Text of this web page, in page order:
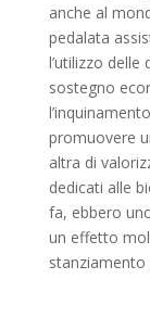
anche al
pedalata
l’utilizzo
sostegno
promuovere
altra di
dedicati alle
fa, ebbero
un effetto
stanziamento